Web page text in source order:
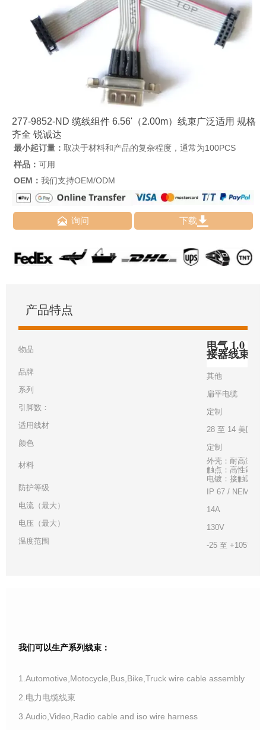
277-9852-ND 缆线组件 6.56'（2.00m）线束广泛适用 规格
齐全 锐诚达
最小起订量： 取决于材料和产品的复杂程度，通常为100PCS
样品： 可用
OEM： 我们支持OEM/ODM
 询问 下载
产品特点
物品 电气 1.0 毫
接器线束
品牌
其他
系列
扁平电缆
引脚数：
定制
适用线材
28 至 14 美国线
颜色
定制
材料
外壳：耐高温白
触点：高性能铜
电镀：接触区 -
防护等级
IP 67 / NEMA 6P
电流（最大）
14A
电压（最大）
130V
温度范围
-25 至 +105°C
我们可以生产系列线束：
1.Automotive,Motocycle,Bus,Bike,Truck wire cable assembly
2.电力电缆线束
3.Audio,Video,Radio cable and iso wire harness